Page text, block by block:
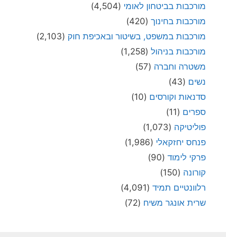
מורכבות בביטחון לאומי (4,504)
מורכבות בחינוך (420)
מורכבות במשפט, בשיטור ובאכיפת חוק (2,103)
מורכבות בניהול (1,258)
משטרה וחברה (57)
נשים (43)
סדנאות וקורסים (10)
ספרים (11)
פוליטיקה (1,073)
פנחס יחזקאלי (1,986)
פרקי לימוד (90)
קורונה (150)
רלוונטיים תמיד (4,091)
שרית אונגר משיח (72)